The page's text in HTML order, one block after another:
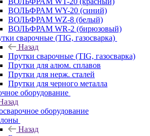
ВОЛЬФРАМ WY-20 (синий)
ВОЛЬФРАМ WZ-8 (белый)
ВОЛЬФРАМ WR-2 (бирюзовый)
сварочные (TIG, газосварка)
Назад
Прутки сварочные (TIG, газосварка)
Прутки для алюм. сплавов
Прутки для нерж. сталей
Прутки для черного металла
оборудование
оборудование
Назад